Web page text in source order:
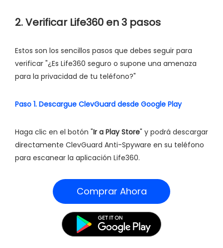
2. Verificar Life360 en 3 pasos
Estos son los sencillos pasos que debes seguir para
verificar "¿Es Life360 seguro o supone una amenaza
para la privacidad de tu teléfono?"
Paso 1. Descargue ClevGuard desde Google Play
Haga clic en el botón "Ir a Play Store" y podrá descargar
directamente ClevGuard Anti-Spyware en su teléfono
para escanear la aplicación Life360.
Comprar Ahora